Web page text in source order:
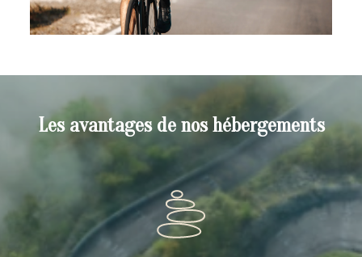
Les avantages de nos hébergements